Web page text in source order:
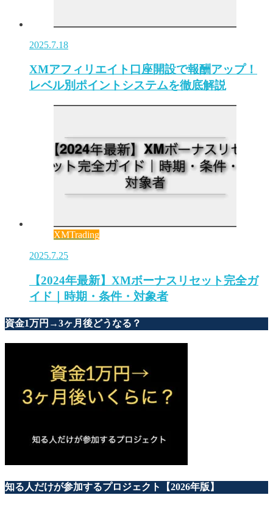
2025.7.18
XMアフィリエイト口座開設で報酬アップ！
レベル別ポイントシステムを徹底解説
XMTrading
2025.7.25
【2024年最新】XMボーナスリセット完全ガ
イド｜時期・条件・対象者
資金1万円→3ヶ月後どうなる？
知る人だけが参加するプロジェクト【2026年版】